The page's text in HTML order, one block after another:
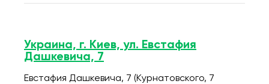
Украина, г. Киев, ул. Евстафия
Дашкевича, 7
Евстафия Дашкевича, 7 (Курнатовского, 7